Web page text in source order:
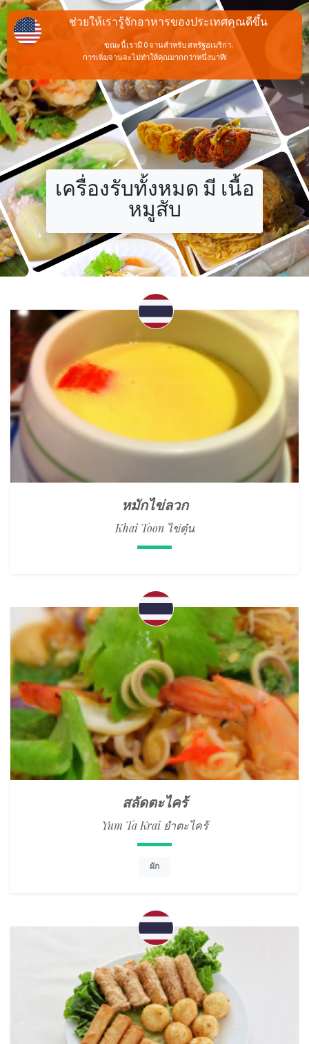
เครื่องรับทั้งหมด มี เนื้อ
หมูสับ
หมักไข่ลวก
Khai Toon ไข่ตุ๋น
สลัดตะไคร้
Yum Ta Krai ยำตะไคร้
ผัก
ช่วยให้เรารู้จักอาหารของประเทศคุณดีขึ้น
ขณะนี้เรามี 0 จานสำหรับ สหรัฐอเมริกา.
การเพิ่มจานจะไม่ทำให้คุณมากกว่าหนึ่งนาที!